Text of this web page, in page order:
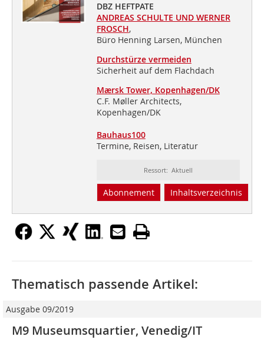
DBZ HEFTPATE
ANDREAS SCHULTE UND WERNER
FROSCH,
Büro Henning Larsen, München
Durchstürze vermeiden
Sicherheit auf dem Flachdach
Mærsk Tower, Kopenhagen/DK
C.F. Møller Architects,
Kopenhagen/DK
Bauhaus100
Termine, Reisen, Literatur
Ressort: Aktuell
Abonnement Inhaltsverzeichnis
Thematisch passende Artikel:
Ausgabe 09/2019
M9 Museumsquartier, Venedig/IT